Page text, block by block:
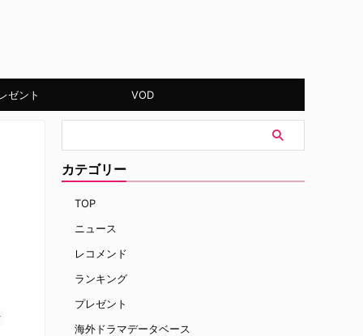
ゼント VOD
カテゴリー
TOP
ニュース
レコメンド
ランキング
プレゼント
海外ドラマデータベース